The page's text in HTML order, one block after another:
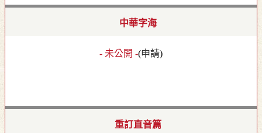
中華字海
- 未公開 -(申請)
重訂直音篇